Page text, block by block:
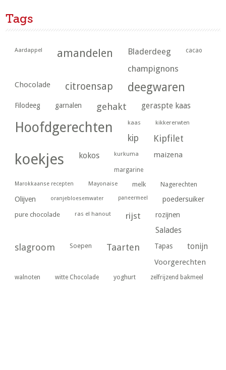
Tags
Aardappel amandelen Bladerdeeg cacao
champignons
Chocolade citroensap deegwaren
Filodeeg garnalen gehakt geraspte kaas
Hoofdgerechten kaas kikkererwten
kip Kipfilet
koekjes kokos kurkuma maizena
margarine
Marokkaanse recepten Mayonaise melk Nagerechten
Olijven oranjebloesemwater paneermeel poedersuiker
pure chocolade ras el hanout rijst rozijnen
Salades
slagroom Soepen Taarten Tapas tonijn
Voorgerechten
walnoten witte Chocolade yoghurt zelfrijzend bakmeel